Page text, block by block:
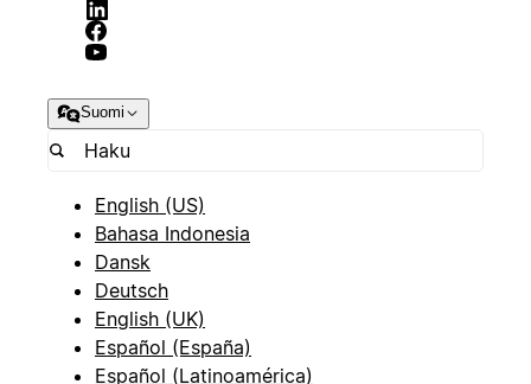
Suomi
English (US)
Bahasa Indonesia
Dansk
Deutsch
English (UK)
Español (España)
Español (Latinoamérica)